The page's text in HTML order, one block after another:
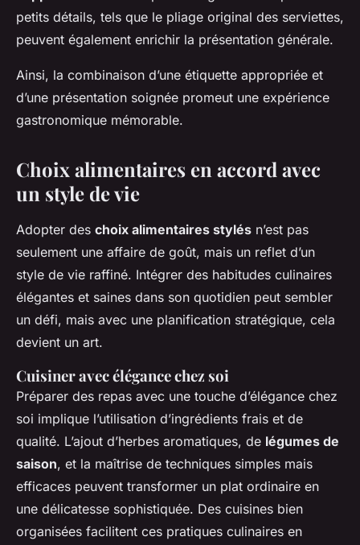
petits détails, tels que le pliage original des serviettes,
peuvent également enrichir la présentation générale.
Ainsi, la combinaison d’une étiquette appropriée et
d’une présentation soignée promeut une expérience
gastronomique mémorable.
Choix alimentaires en accord avec
un style de vie
Adopter des choix alimentaires stylés n’est pas
seulement une affaire de goût, mais un reflet d’un
style de vie raffiné. Intégrer des habitudes culinaires
élégantes et saines dans son quotidien peut sembler
un défi, mais avec une planification stratégique, cela
devient un art.
Cuisiner avec élégance chez soi
Préparer des repas avec une touche d’élégance chez
soi implique l’utilisation d’ingrédients frais et de
qualité. L’ajout d’herbes aromatiques, de légumes de
saison, et la maîtrise de techniques simples mais
efficaces peuvent transformer un plat ordinaire en
une délicatesse sophistiquée. Des cuisines bien
organisées facilitent ces pratiques culinaires en